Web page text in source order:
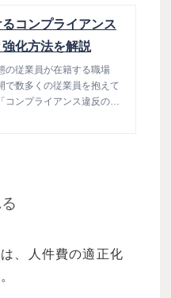
コンプライアンス
化方法を解説
の従業員が在籍する職場
で数多くの従業員を抱えて
コンプライアンス違反の具
たい」「コンプライアンス
スを強化する方法について
、人件費の適正化